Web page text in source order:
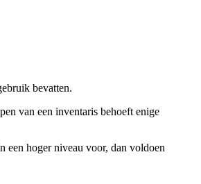
bevatten.
van een inventaris behoeft enige
een hoger niveau voor, dan voldoen